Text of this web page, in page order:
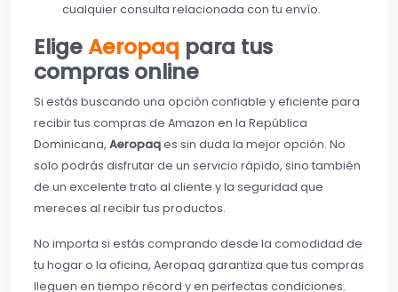
cualquier consulta relacionada con tu envío.
EligeAeropaq para tus
compras online
Si estás buscando una opción confiable y eficiente para
recibir tus compras de Amazon en la República
Dominicana, Aeropaqes sin duda la mejor opción. No
solo podrás disfrutar de un servicio rápido, sino también
de un excelente trato al cliente y la seguridad que
mereces al recibir tus productos.
No importa si estás comprando desde la comodidad de
tu hogar o la oficina, Aeropaq garantiza que tus compras
lleguen en tiempo récord y en perfectas condiciones.